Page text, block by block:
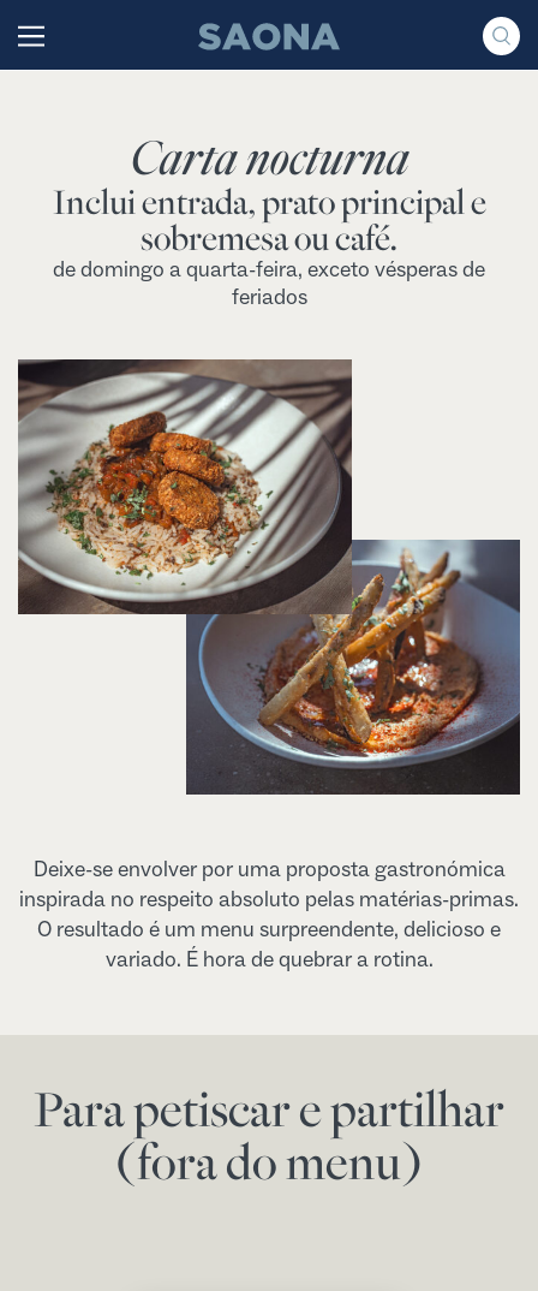
Grupo Saona
Carta nocturna
Inclui entrada, prato principal e
sobremesa ou café.
de domingo a quarta-feira, exceto vésperas de
feriados
Deixe-se envolver por uma proposta gastronómica
inspirada no respeito absoluto pelas matérias-primas.
O resultado é um menu surpreendente, delicioso e
variado. É hora de quebrar a rotina.
Para petiscar e partilhar
(fora do menu)